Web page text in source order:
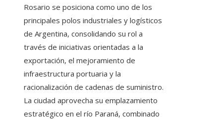
Rosario se posiciona como uno de los
principales polos industriales y logísticos
de Argentina, consolidando su rol a
través de iniciativas orientadas a la
exportación, el mejoramiento de
infraestructura portuaria y la
racionalización de cadenas de suministro.
La ciudad aprovecha su emplazamiento
estratégico en el río Paraná, combinado